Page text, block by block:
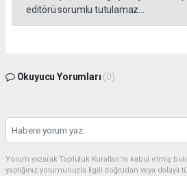
editörü sorumlu tutulamaz...
Okuyucu Yorumları (0)
Yorum yazarak Topluluk Kuralları’nı kabul etmiş
yaptığınız yorumunuzla ilgili doğrudan veya dolaylı